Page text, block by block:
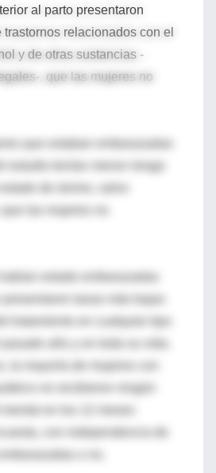
al parto presentaron
trastornos relacionados con el
y de otras sustancias -
, que las mujeres no
estudio tenían menor riesgo
las mujeres no
tratamiento en cualquier tipo
la mayoría de mujeres con
no recibieron ningún
con independencia de